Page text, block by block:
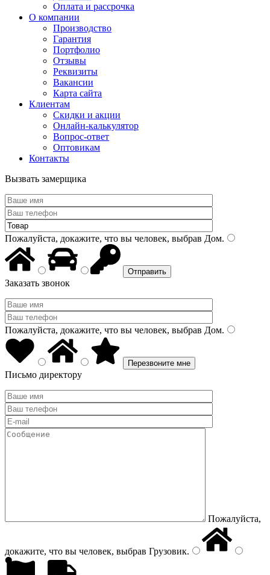
Оплата и рассрочка
О компании
Производство
Гарантия
Портфолио
Отзывы
Реквизиты
Вакансии
Карта сайта
Клиентам
Скидки и акции
Онлайн-калькулятор
Вопрос-ответ
Оптовикам
Контакты
Вызвать замерщика
Пожалуйста, докажите, что вы человек, выбрав Дом.
Заказать звонок
Пожалуйста, докажите, что вы человек, выбрав Дом.
Письмо директору
Пожалуйста,
докажите, что вы человек, выбрав Грузовик.